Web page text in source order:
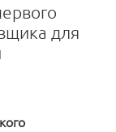
для